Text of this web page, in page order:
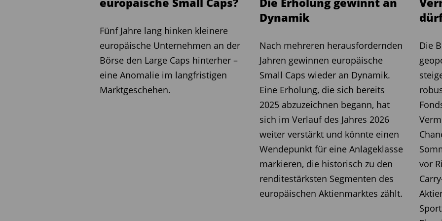
Besonders auffällig ist die Bewertungssituation. Small Caps
notieren gegenüber Large Caps so günstig wie seit zwei
Jahrzehnten nicht mehr. Das scheint sich bereits
herumgesprochen zu haben. Denn die Kapitalzuflüsse in
europäische Nebenwertefonds steigen – ein Signal, dass Anleger
beginnen, das Potenzial neu zu entdecken.
Fünf Jahre lang hinken kleinere
europäische Unternehmen an der
Börse den Large Caps hinterher –
eine Anomalie im langfristigen
Marktgeschehen.
Dynamik
Nach mehreren herausfordernden
Jahren gewinnen europäische
Small Caps wieder an Dynamik.
Eine Erholung, die sich bereits
2025 abzuzeichnen begann, hat
sich im Verlauf des Jahres 2026
weiter verstärkt und könnte einen
Wendepunkt für eine Anlageklasse
markieren, die historisch zu den
renditestärksten Segmenten des
europäischen Aktienmarktes zählt.
Die
vor